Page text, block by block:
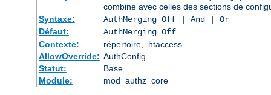
combine avec celles des sections de
Syntaxe:
AuthMerging Off | And | Or
Défaut:
AuthMerging Off
Contexte:
répertoire, .htaccess
AllowOverride: AuthConfig
Statut:
Base
Module:
mod_authz_core